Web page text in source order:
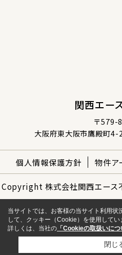
関西エー
〒579-
大阪府東大阪市鷹殿町4-
個人情報保護方針 物件ア
Copyright 株式会社関西エー
当サイトでは、お客様の当サイト利用状
して、クッキー（Cookie）を使用してい
詳しくは、当社の 「Cookieの取扱いにつ
閉じ